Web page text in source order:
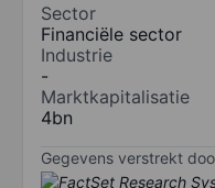
Sector
Financiële sector
Industrie
-
Marktkapitalisatie
4bn
Gegevens verstrekt